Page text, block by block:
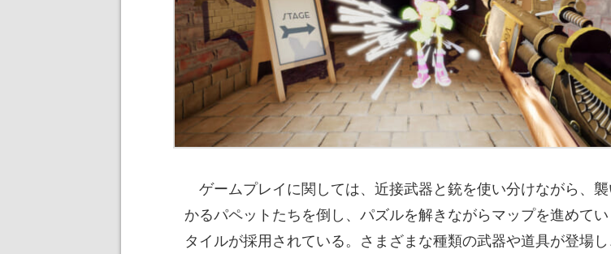
ゲームプレイに関しては、近接武器と銃を使い分けながら、
かるパペットたちを倒し、パズルを解きながらマップを進めて
タイルが採用されている。さまざまな種類の武器や道具が登場し